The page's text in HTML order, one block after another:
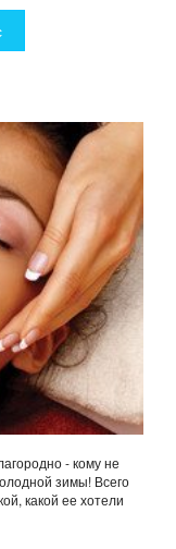
- кому не
зимы! Всего
какой ее хотели